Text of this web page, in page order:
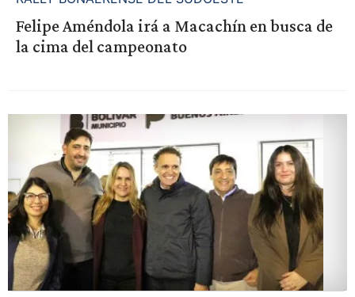
Felipe Améndola irá a Macachín en busca de
la cima del campeonato